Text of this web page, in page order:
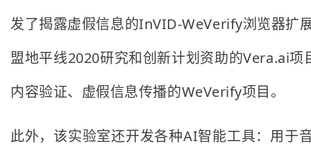
发了揭露虚假信息的InVID-WeVerify浏览器扩
盟地平线2020研究和创新计划资助的Vera.ai
内容验证、虚假信息传播的WeVerify项目。
此外，该实验室还开发各种AI智能工具：用于